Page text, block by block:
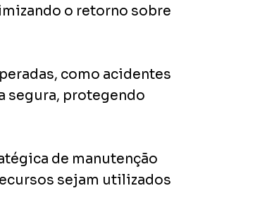
o retorno sobre
como acidentes
segura, protegendo
de manutenção
sejam utilizados